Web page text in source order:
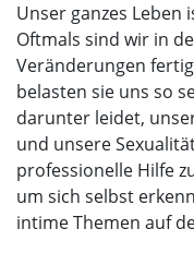
Unser ganzes
Oftmals sind wir in
Veränderungen
belasten sie uns so
darunter leidet,
und unsere
professionelle Hilfe
um sich selbst
intime Themen auf